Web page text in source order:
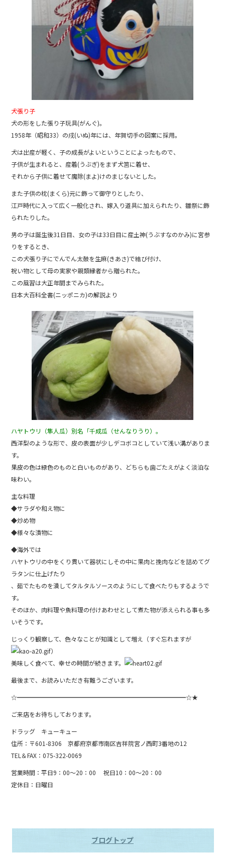
犬張り子
犬の形をした張り子玩具(がんぐ)。
1958年（昭和33）の戌(いぬ)年には、年賀切手の図案に採用。
犬は出産が軽く、子の成長がよいということによったもので、
子供が生まれると、産着(うぶぎ)をまず犬筥に着せ、
それから子供に着せて魔除(まよ)けのまじないとした。
また子供の枕(まくら)元に飾って御守りとしたり、
江戸時代に入って広く一般化され、嫁入り道具に加えられたり、雛祭に飾
られたりした。
男の子は誕生後31日目、女の子は33日目に産土神(うぶすなのかみ)に宮参
りをするとき、
この犬張り子にでんでん太鼓を生麻(きあさ)で結び付け、
祝い物として母の実家や親類縁者から贈られた。
この風習は大正年間までみられた。
日本大百科全書(ニッポニカ)の解説より
ハヤトウリ（隼人瓜）別名「千成瓜（せんなりうり）。
西洋梨のような形で、皮の表面が少しデコボコとしていて浅い溝がありま
す。
果皮の色は緑色のものと白いものがあり、どちらも歯ごたえがよく淡泊な
味わい。
主な料理
◆サラダや和え物に
◆炒め物
◆様々な漬物に
◆海外では
ハヤトウリの中をくり貫いて器状にしその中に果肉と挽肉などを詰めてグ
ラタンに仕上げたり
、茹でたものを潰してタルタルソースのようにして食べたりもするようで
す。
そのほか、肉料理や魚料理の付けあわせとして煮た物が添えられる事も多
いそうです。
じっくり観察して、色々なことが知識として増え（すぐ忘れますが
）
美味しく食べて、幸せの時間が続きます。
最後まで、お読みいただき有難うございます。
☆━━━━━━━━━━━━━━━━━━━━━━━━━━━━☆★
ご来店をお待ちしております。
ドラッグ キューキュー
住所：〒601-8306 京都府京都市南区吉祥院宮ノ西町3番地の12
TEL＆FAX：075-322-0069
営業時間：平日9：00～20：00 祝日10：00～20：00
定休日：日曜日
ブログトップ